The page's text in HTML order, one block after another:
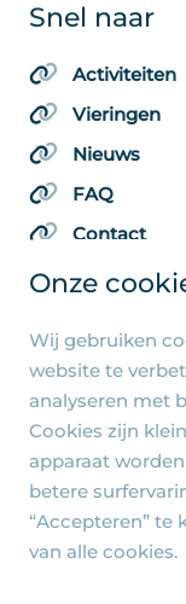
Onze
Wij gebruiken
website te
analyseren met
Cookies zijn
apparaat
betere
“Accepteren”
van alle cookies.
Snel naar
Activiteiten
Vieringen
Nieuws
FAQ
Contact
Algemene
Privacy
Cookie-